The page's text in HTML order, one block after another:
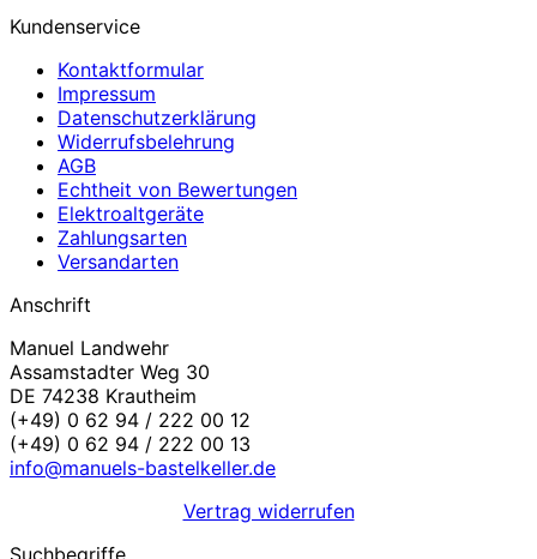
Kundenservice
Kontaktformular
Impressum
Datenschutzerklärung
Widerrufsbelehrung
AGB
Echtheit von Bewertungen
Elektroaltgeräte
Zahlungsarten
Versandarten
Anschrift
Manuel Landwehr
Assamstadter Weg 30
DE 74238 Krautheim
(+49) 0 62 94 / 222 00 12
(+49) 0 62 94 / 222 00 13
info@manuels-bastelkeller.de
Vertrag widerrufen
Suchbegriffe